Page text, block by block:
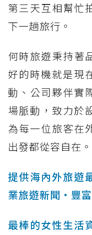
第三天互相幫忙
下一趟旅行。
何時旅遊秉持著
好的時機就是現
動、公司夥伴實
場脈動，致力於
為每一位旅客在
出發都從容自在。
提供海內外旅遊
業旅遊新聞‧豐
最棒的女性生活